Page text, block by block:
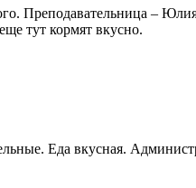
Преподавательница –
тут кормят вкусно.
Еда вкусная.